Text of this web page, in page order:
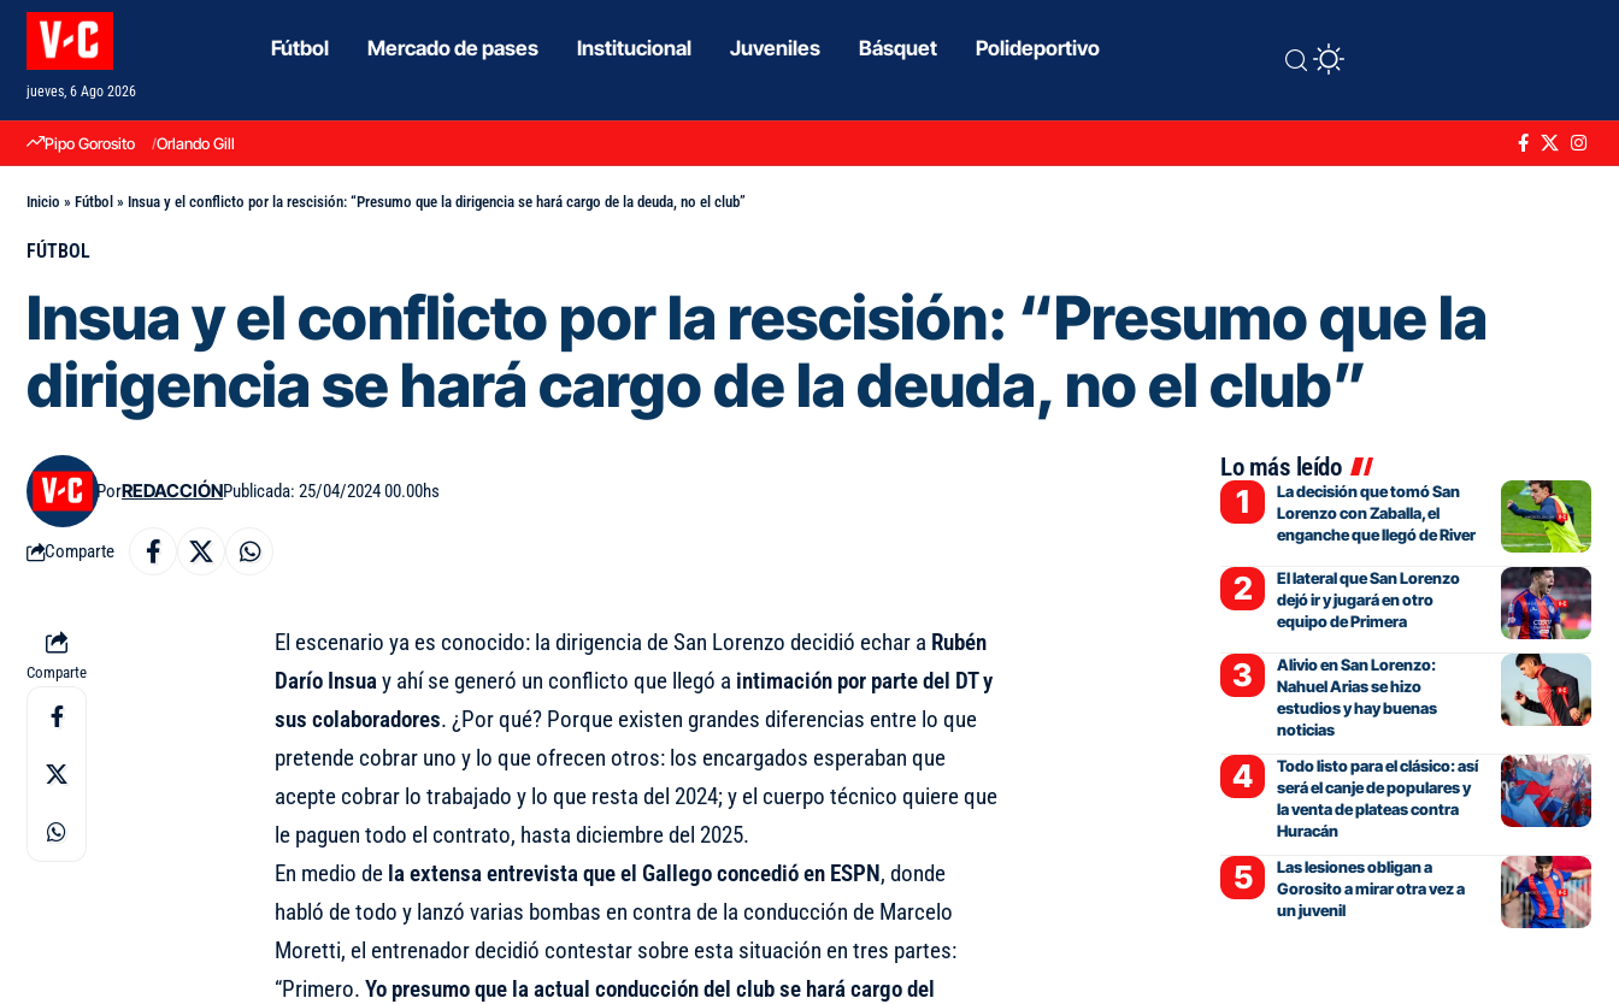
jueves, 6 Ago 2026
Fútbol Mercado de pases Institucional Juveniles Básquet Polideportivo
Pipo Gorosito Orlando Gill
Inicio » Fútbol » Insua y el conflicto por la rescisión: “Presumo que la dirigencia se hará cargo de la deuda, no el club”
FÚTBOL
Insua y el conflicto por la rescisión: “Presumo que la
dirigencia se hará cargo de la deuda, no el club”
PorREDACCIÓNPublicada: 25/04/2024 00.00hs
Comparte
Comparte
El escenario ya es conocido: la dirigencia de San Lorenzo decidió echar a Rubén
Darío Insuay ahí se generó un conflicto que llegó a intimación por parte del DT y
sus colaboradores. ¿Por qué? Porque existen grandes diferencias entre lo que
pretende cobrar uno y lo que ofrecen otros: los encargados esperaban que
acepte cobrar lo trabajado y lo que resta del 2024; y el cuerpo técnico quiere que
le paguen todo el contrato, hasta diciembre del 2025.
En medio de la extensa entrevista que el Gallego concedió en ESPN, donde
habló de todo y lanzó varias bombas en contra de la conducción de Marcelo
Moretti, el entrenador decidió contestar sobre esta situación en tres partes:
“Primero. Yo presumo que la actual conducción del club se hará cargo del
Lo más leído
La decisión que tomó San
Lorenzo con Zaballa, el
enganche que llegó de River
El lateral que San Lorenzo
dejó ir y jugará en otro
equipo de Primera
Alivio en San Lorenzo:
Nahuel Arias se hizo
estudios y hay buenas
noticias
Todo listo para el clásico: así
será el canje de populares y
la venta de plateas contra
Huracán
Las lesiones obligan a
Gorosito a mirar otra vez a
un juvenil